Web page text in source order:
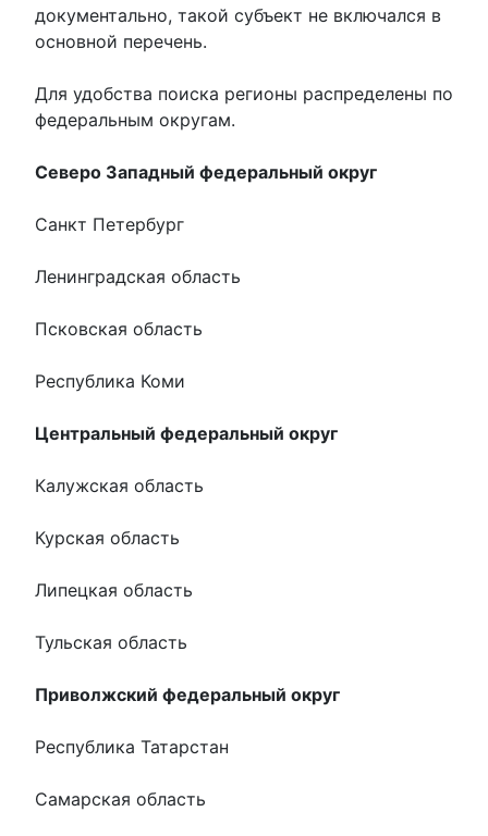
документально, такой субъект не включался в
основной перечень.
Для удобства поиска регионы распределены по
федеральным округам.
Северо Западный федеральный округ
Санкт Петербург
Ленинградская область
Псковская область
Республика Коми
Центральный федеральный округ
Калужская область
Курская область
Липецкая область
Тульская область
Приволжский федеральный округ
Республика Татарстан
Самарская область